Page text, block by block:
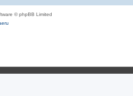
© phpBB Limited